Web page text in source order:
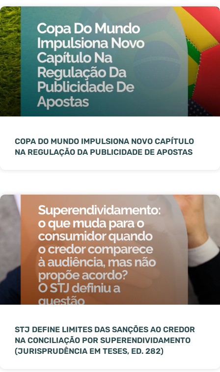
COPA DO MUNDO IMPULSIONA NOVO CAPÍTULO
NA REGULAÇÃO DA PUBLICIDADE DE APOSTAS
STJ DEFINE LIMITES DAS SANÇÕES AO CREDOR
NA CONCILIAÇÃO POR SUPERENDIVIDAMENTO
(JURISPRUDÊNCIA EM TESES, ED. 282)